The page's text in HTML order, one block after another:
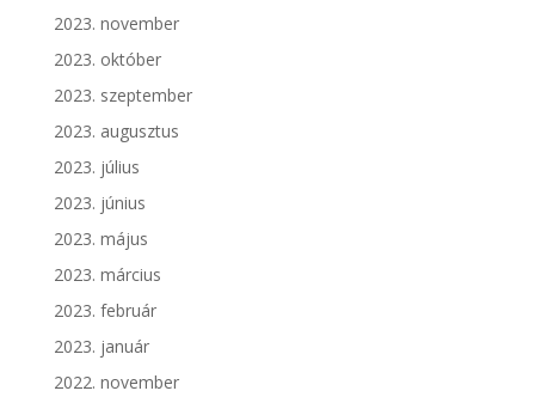
2023. november
2023. október
2023. szeptember
2023. augusztus
2023. július
2023. június
2023. május
2023. március
2023. február
2023. január
2022. november